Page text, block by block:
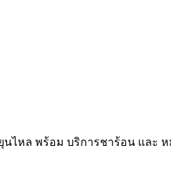
ไหล พร้อม บริการชาร้อน และ